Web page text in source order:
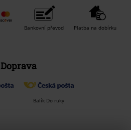
Bankovní převod Platba na dobírku
Doprava
Balík Do ruky